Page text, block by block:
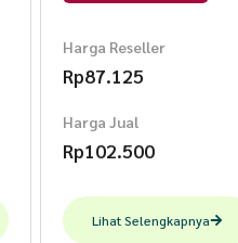
Harga Reseller
Rp87.125
Harga Jual
Rp102.500
Lihat Selengkapnya